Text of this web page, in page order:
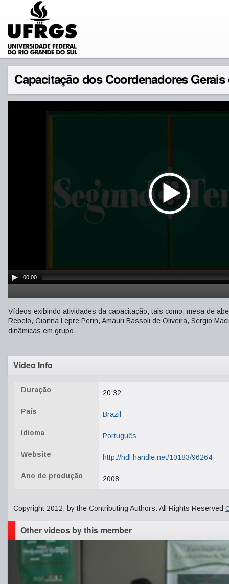
Capacitação dos Coordenadores
00:00
Vídeos exibindo atividades da capacitação, tais como: mesa de
Rebelo, Gianna Lepre Perin, Amauri Bassoli de Oliveira, Sergio
dinâmicas em grupo.
Video Info
Duração 20:32
País Brazil
Idioma Português
Website http://hdl.handle.net/10183/96264
Ano de produção 2008
Copyright 2012, by the Contributing Authors. All Rights Reserved
Other videos by this member